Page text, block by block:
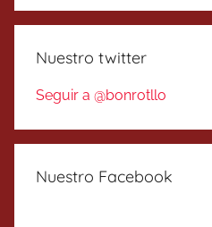
Nuestro twitter
Seguir a @bonrotllo
Nuestro Facebook